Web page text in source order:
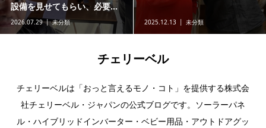
設備を見せてもらい、必要...
2026.07.29 未分類 2025.12.13 未分類
チェリーベル
チェリーベルは「おっと言えるモノ・コト」を提供する株式会
社チェリーベル・ジャパンの公式ブログです。ソーラーパネ
ル・ハイブリッドインバーター・ベビー用品・アウトドアグッ